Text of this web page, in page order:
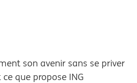
son avenir sans se priver
ce que propose ING